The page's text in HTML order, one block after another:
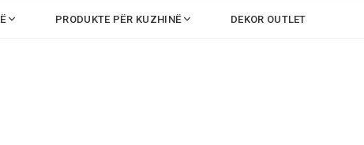
PRODUKTE PËR KUZHINË DEKOR OUTLET